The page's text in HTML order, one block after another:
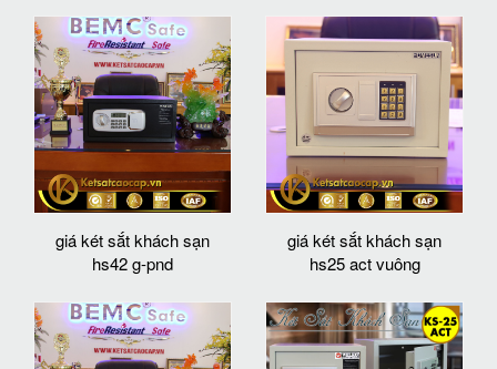
giá két sắt khách sạn
hs42 g-pnd
giá két sắt khách sạn
hs25 act vuông